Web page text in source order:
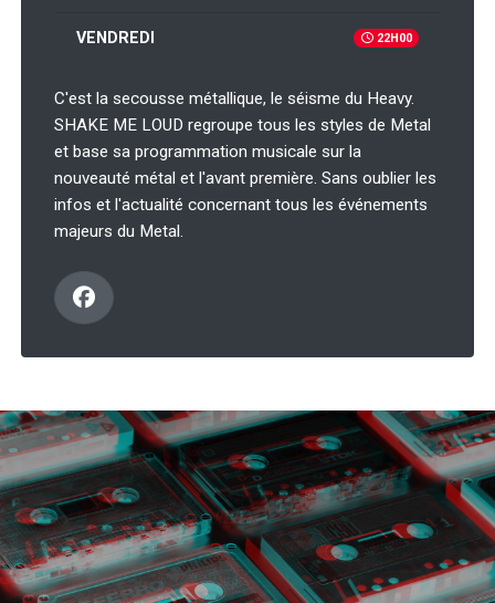
VENDREDI 22H00
C'est la secousse métallique, le séisme du Heavy.
SHAKE ME LOUD regroupe tous les styles de Metal
et base sa programmation musicale sur la
nouveauté métal et l'avant première. Sans oublier les
infos et l'actualité concernant tous les événements
majeurs du Metal.